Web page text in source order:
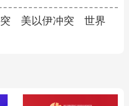
美以伊冲突
世界